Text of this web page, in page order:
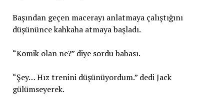
Başından geçen macerayı anlatmaya çalıştığını
düşününce kahkaha atmaya başladı.
“Komik olan ne?” diye sordu babası.
“Şey… Hız trenini düşünüyordum.” dedi Jack
gülümseyerek.